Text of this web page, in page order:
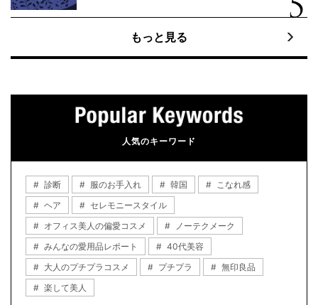
もっと見る
人気のキーワード
診断 服のお手入れ 韓国
こなれ感
ヘア
セレモニースタイル
オフィス美人の偏愛コスメ
ノーテクメーク
みんなの愛用品レポート
40代美容
大人のプチプラコスメ
プチプラ
無印良品
楽して美人